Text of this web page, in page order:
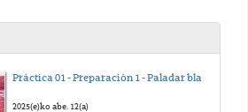
2025(e)ko abe. 12(a)